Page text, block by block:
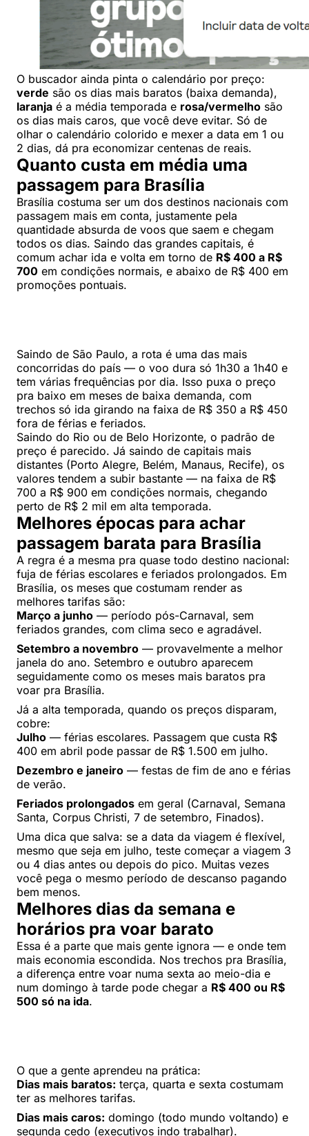
O buscador ainda pinta o calendário por preço:
verde são os dias mais baratos (baixa demanda),
laranja é a média temporada e rosa/vermelho são
os dias mais caros, que você deve evitar. Só de
olhar o calendário colorido e mexer a data em 1 ou
2 dias, dá pra economizar centenas de reais.
Quanto custa em média uma
passagem para Brasília
Brasília costuma ser um dos destinos nacionais com
passagem mais em conta, justamente pela
quantidade absurda de voos que saem e chegam
todos os dias. Saindo das grandes capitais, é
comum achar ida e volta em torno de R$ 400 a R$
700 em condições normais, e abaixo de R$ 400 em
promoções pontuais.
Saindo de São Paulo, a rota é uma das mais
concorridas do país — o voo dura só 1h30 a 1h40 e
tem várias frequências por dia. Isso puxa o preço
pra baixo em meses de baixa demanda, com
trechos só ida girando na faixa de R$ 350 a R$ 450
fora de férias e feriados.
Saindo do Rio ou de Belo Horizonte, o padrão de
preço é parecido. Já saindo de capitais mais
distantes (Porto Alegre, Belém, Manaus, Recife), os
valores tendem a subir bastante — na faixa de R$
700 a R$ 900 em condições normais, chegando
perto de R$ 2 mil em alta temporada.
Melhores épocas para achar
passagem barata para Brasília
A regra é a mesma pra quase todo destino nacional:
fuja de férias escolares e feriados prolongados. Em
Brasília, os meses que costumam render as
melhores tarifas são:
Março a junho — período pós-Carnaval, sem
feriados grandes, com clima seco e agradável.
Setembro a novembro — provavelmente a melhor
janela do ano. Setembro e outubro aparecem
seguidamente como os meses mais baratos pra
voar pra Brasília.
Já a alta temporada, quando os preços disparam,
cobre:
Julho — férias escolares. Passagem que custa R$
400 em abril pode passar de R$ 1.500 em julho.
Dezembro e janeiro — festas de fim de ano e férias
de verão.
Feriados prolongados em geral (Carnaval, Semana
Santa, Corpus Christi, 7 de setembro, Finados).
Uma dica que salva: se a data da viagem é flexível,
mesmo que seja em julho, teste começar a viagem 3
ou 4 dias antes ou depois do pico. Muitas vezes
você pega o mesmo período de descanso pagando
bem menos.
Melhores dias da semana e
horários pra voar barato
Essa é a parte que mais gente ignora — e onde tem
mais economia escondida. Nos trechos pra Brasília,
a diferença entre voar numa sexta ao meio-dia e
num domingo à tarde pode chegar a R$ 400 ou R$
500 só na ida.
O que a gente aprendeu na prática:
Dias mais baratos: terça, quarta e sexta costumam
ter as melhores tarifas.
Dias mais caros: domingo (todo mundo voltando) e
segunda cedo (executivos indo trabalhar).